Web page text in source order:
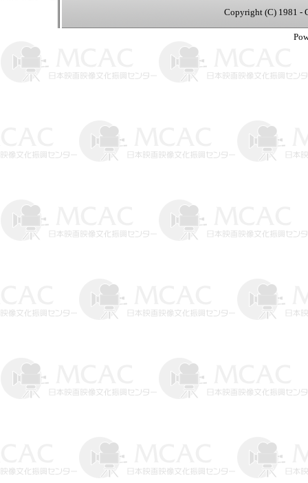
Copyright (C) 1981 -